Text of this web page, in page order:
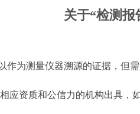
关于“检测
作为测量仪器溯源的证据，但需
应资质和公信力的机构出具，